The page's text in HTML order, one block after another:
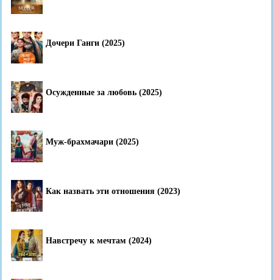
Дочери Ганги (2025)
Осужденные за любовь (2025)
Муж-брахмачари (2025)
Как назвать эти отношения (2023)
Навстречу к мечтам (2024)